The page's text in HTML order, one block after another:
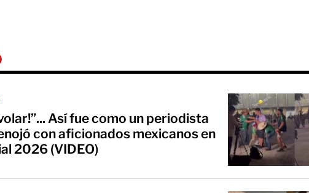
Así fue como un periodista
con aficionados mexicanos en
2026 (VIDEO)